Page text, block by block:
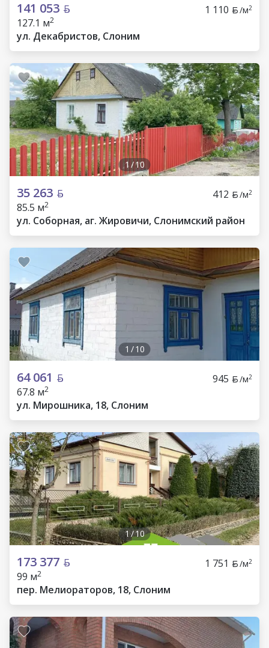
141 053 1 110 /м2
127.1 м2
ул. Декабристов, Слоним
1 /10
35 263 412 /м2
85.5 м2
ул. Соборная, аг. Жировичи, Слонимский район
1 /10
64 061 945 /м2
67.8 м2
ул. Мирошника, 18, Слоним
1/10
173 377 1 751 /м2
99 м2
пер. Мелиораторов, 18, Слоним